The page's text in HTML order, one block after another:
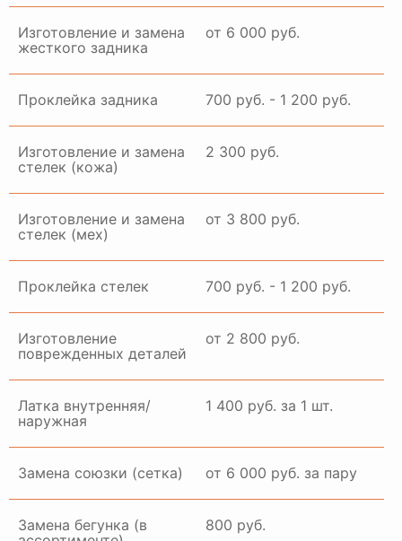
Изготовление и замена
жесткого задника
от 6 000 руб.
Проклейка задника 700 руб. - 1 200 руб.
Изготовление и замена
стелек (кожа)
2 300 руб.
Изготовление и замена
стелек (мех)
от 3 800 руб.
Проклейка стелек 700 руб. - 1 200 руб.
Изготовление
поврежденных деталей
от 2 800 руб.
Латка внутренняя/
наружная
1 400 руб. за 1 шт.
Замена союзки (сетка) от 6 000 руб. за пару
Замена бегунка (в
800 руб.